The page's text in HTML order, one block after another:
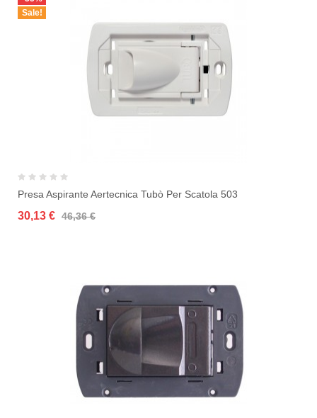
Sale!
Presa Aspirante Aertecnica Tubò Per Scatola 503
30,13 € 46,36 €